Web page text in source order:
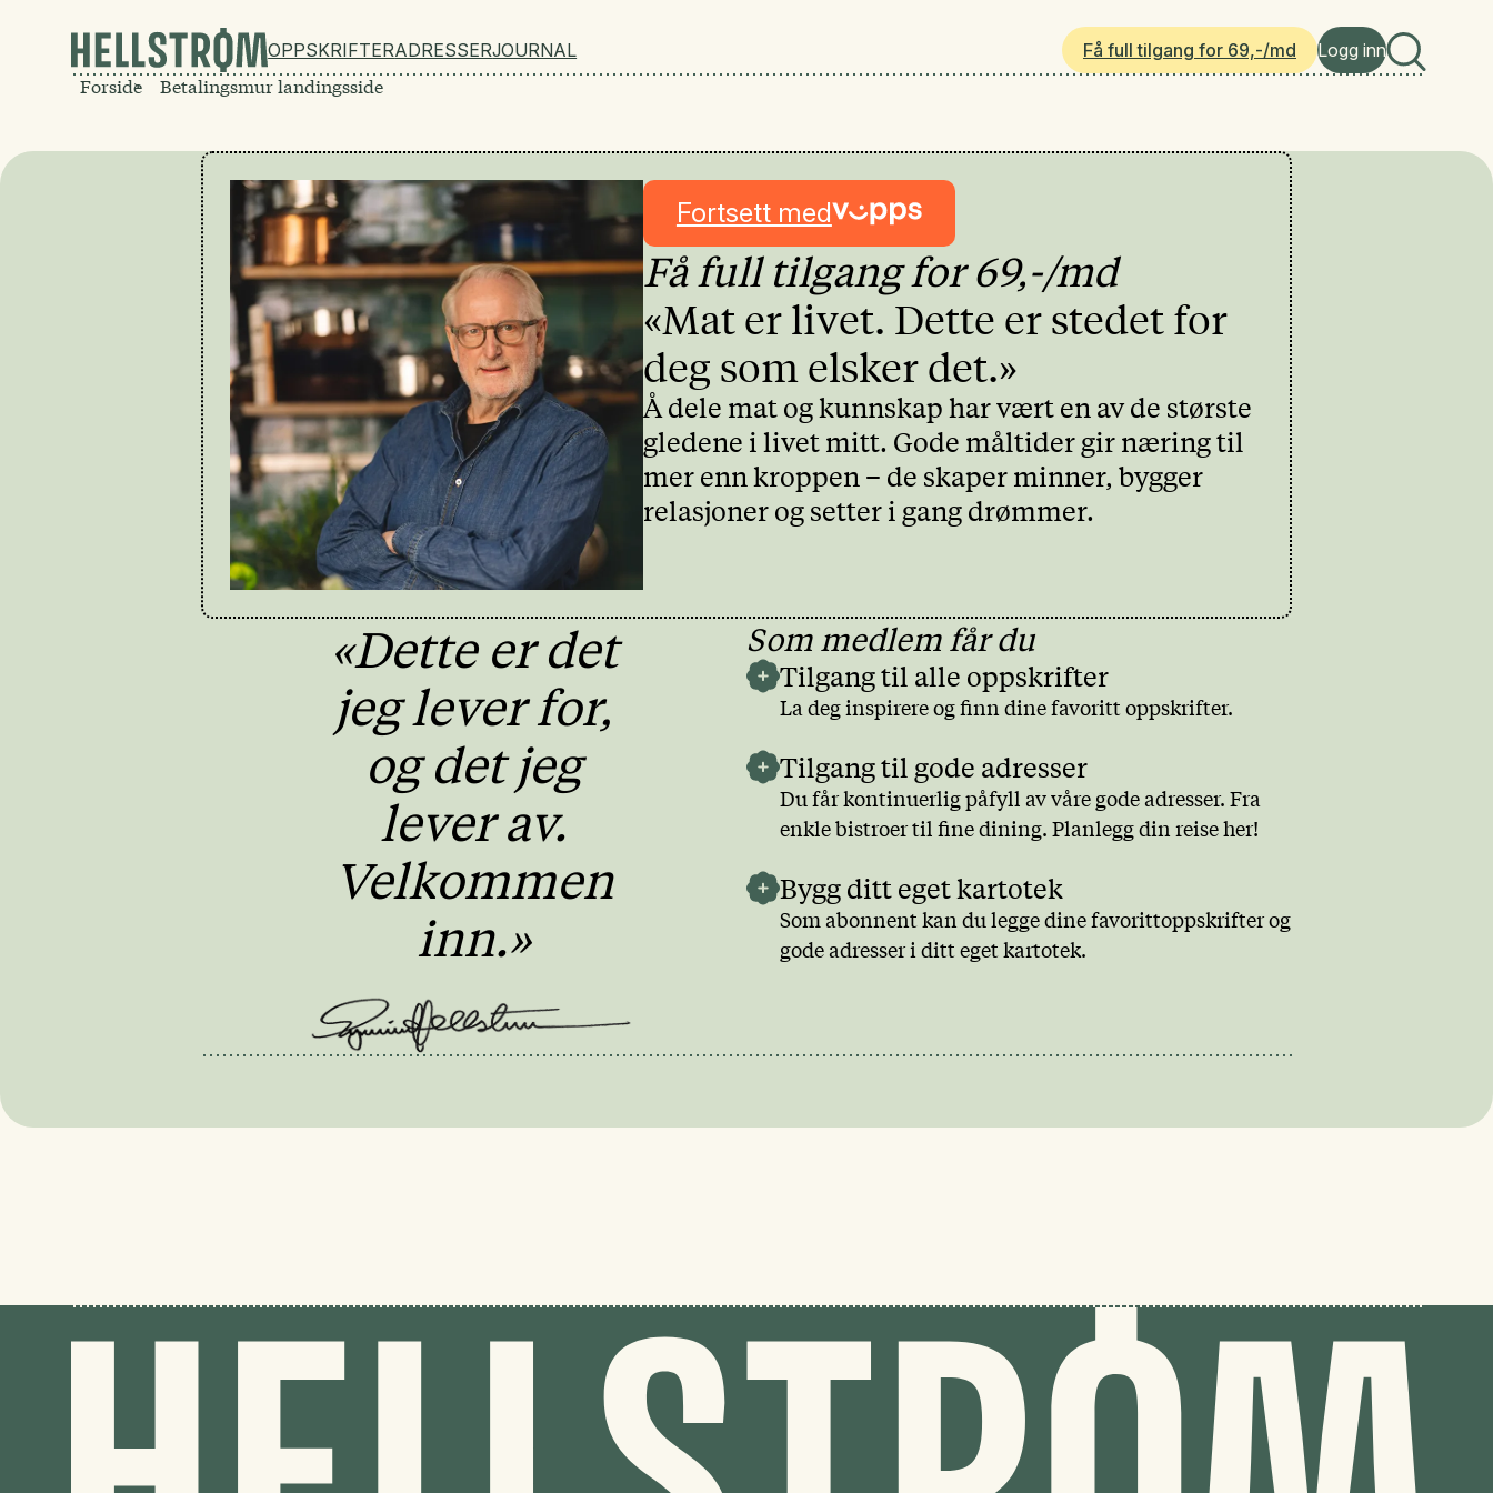
OPPSKRIFTERADRESSERJOURNAL Få full tilgang for 69,-/md Logg inn
Forside Betalingsmur landingsside
Fortsett med
Få full tilgang for 69,-/md
«Mat er livet. Dette er stedet for
deg som elsker det.»
Å dele mat og kunnskap har vært en av de største
gledene i livet mitt. Gode måltider gir næring til
mer enn kroppen – de skaper minner, bygger
relasjoner og setter i gang drømmer.
«Dette er det
jeg lever for,
og det jeg
lever av.
Velkommen
inn.»
Som medlem får du
Tilgang til alle oppskrifter
La deg inspirere og finn dine favoritt oppskrifter.
Tilgang til gode adresser
Du får kontinuerlig påfyll av våre gode adresser. Fra
enkle bistroer til fine dining. Planlegg din reise her!
Bygg ditt eget kartotek
Som abonnent kan du legge dine favorittoppskrifter og
gode adresser i ditt eget kartotek.